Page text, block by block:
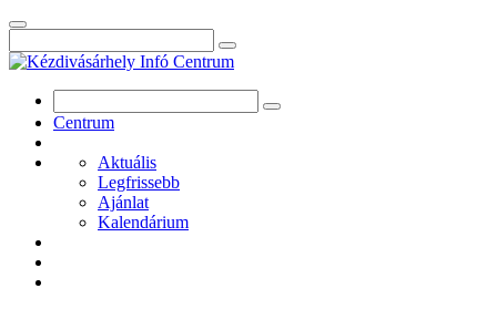
Centrum
Aktuális
Legfrissebb
Ajánlat
Kalendárium